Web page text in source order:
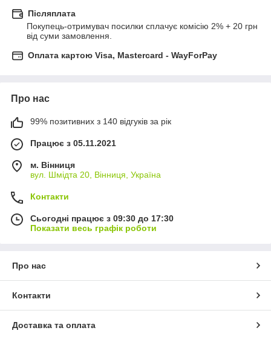
Післяплата
Покупець-отримувач посилки сплачує комісію 2% + 20 грн
від суми замовлення.
Оплата картою Visa, Mastercard - WayForPay
Про нас
99% позитивних з 140 відгуків за рік
Працює з 05.11.2021
м. Вінниця
вул. Шмідта 20, Вінниця, Україна
Контакти
Сьогодні працює з 09:30 до 17:30
Показати весь графік роботи
Про нас
Контакти
Доставка та оплата